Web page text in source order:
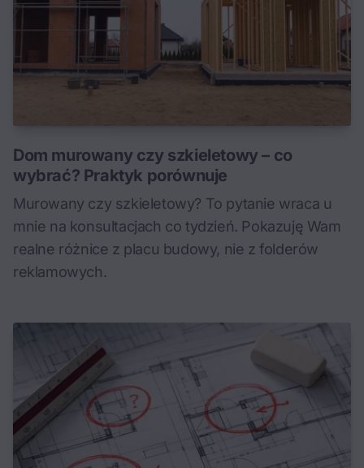
Dom murowany czy szkieletowy – co
wybrać? Praktyk porównuje
Murowany czy szkieletowy? To pytanie wraca u
mnie na konsultacjach co tydzień. Pokazuję Wam
realne różnice z placu budowy, nie z folderów
reklamowych.